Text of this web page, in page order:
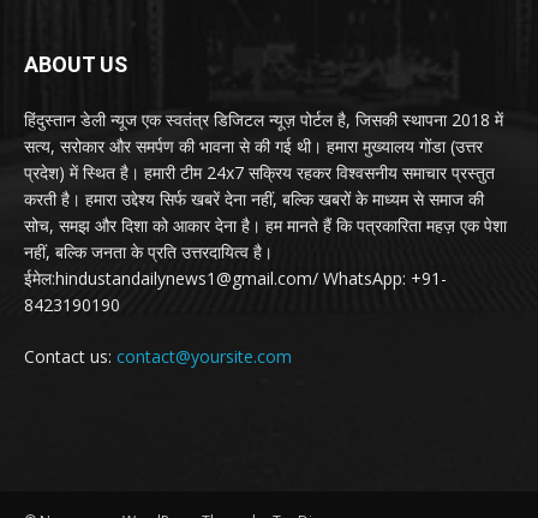
ABOUT US
हिंदुस्तान डेली न्यूज एक स्वतंत्र डिजिटल न्यूज़ पोर्टल है, जिसकी स्थापना 2018 में
सत्य, सरोकार और समर्पण की भावना से की गई थी। हमारा मुख्यालय गोंडा (उत्तर
प्रदेश) में स्थित है। हमारी टीम 24x7 सक्रिय रहकर विश्वसनीय समाचार प्रस्तुत
करती है। हमारा उद्देश्य सिर्फ खबरें देना नहीं, बल्कि खबरों के माध्यम से समाज की
सोच, समझ और दिशा को आकार देना है। हम मानते हैं कि पत्रकारिता महज़ एक पेशा
नहीं, बल्कि जनता के प्रति उत्तरदायित्व है।
ईमेल:hindustandailynews1@gmail.com/ WhatsApp: +91-
8423190190
Contact us: contact@yoursite.com